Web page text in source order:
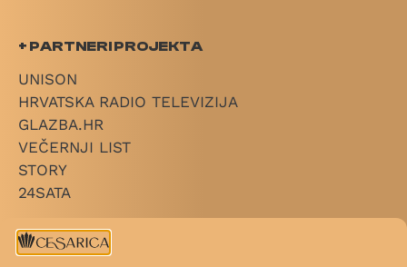
+ PARTNERI PROJEKTA
UNISON
HRVATSKA RADIO TELEVIZIJA
GLAZBA.HR
VEČERNJI LIST
STORY
24SATA
+ LINKOVI